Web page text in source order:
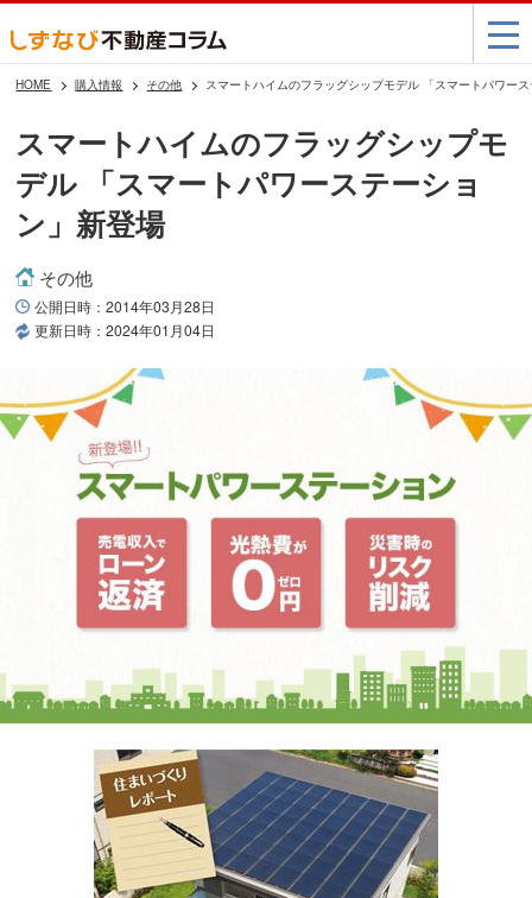
HOME 購入情報 その他 スマートハイムのフラッグシップモデル 「スマートパワー
スマートハイムのフラッグシップモ
デル 「スマートパワーステーショ
ン」新登場
その他
公開日時：2014年03月28日
更新日時：2024年01月04日